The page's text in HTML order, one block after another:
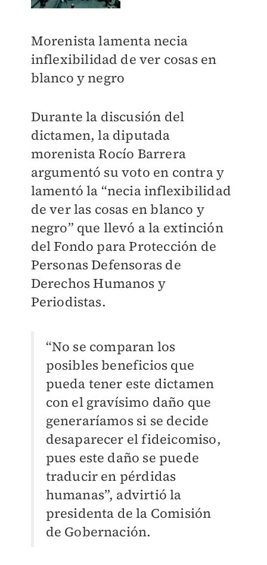
Morenista lamenta necia
inflexibilidad de ver cosas en
blanco y negro
Durante la discusión del
dictamen, la diputada
morenista Rocío Barrera
argumentó su voto en contra y
lamentó la “necia inflexibilidad
de ver las cosas en blanco y
negro” que llevó a la extinción
del Fondo para Protección de
Personas Defensoras de
Derechos Humanos y
Periodistas.
“No se comparan los
posibles beneficios que
pueda tener este dictamen
con el gravísimo daño que
generaríamos si se decide
desaparecer el fideicomiso,
pues este daño se puede
traducir en pérdidas
humanas”, advirtió la
presidenta de la Comisión
de Gobernación.